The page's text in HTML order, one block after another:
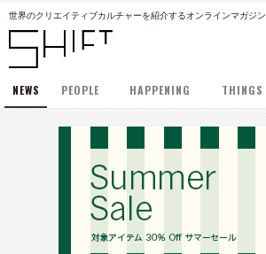
世界のクリエイティブカルチャーを紹介するオンラインマガジン
NEWS PEOPLE HAPPENING THINGS